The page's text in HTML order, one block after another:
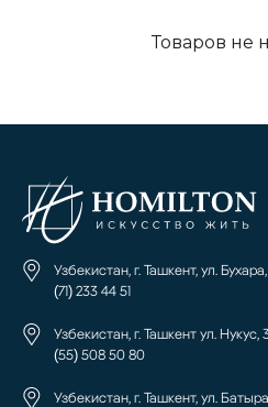
Товаров не
Узбекистан, г. Ташкент, ул.
(71) 233 44 51
Узбекистан, г. Ташкент ул. Нукус,
(55) 508 50 80
Узбекистан, г. Ташкент, ул.